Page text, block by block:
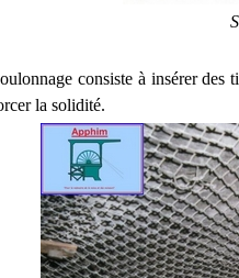
consiste à insérer des
la solidité.